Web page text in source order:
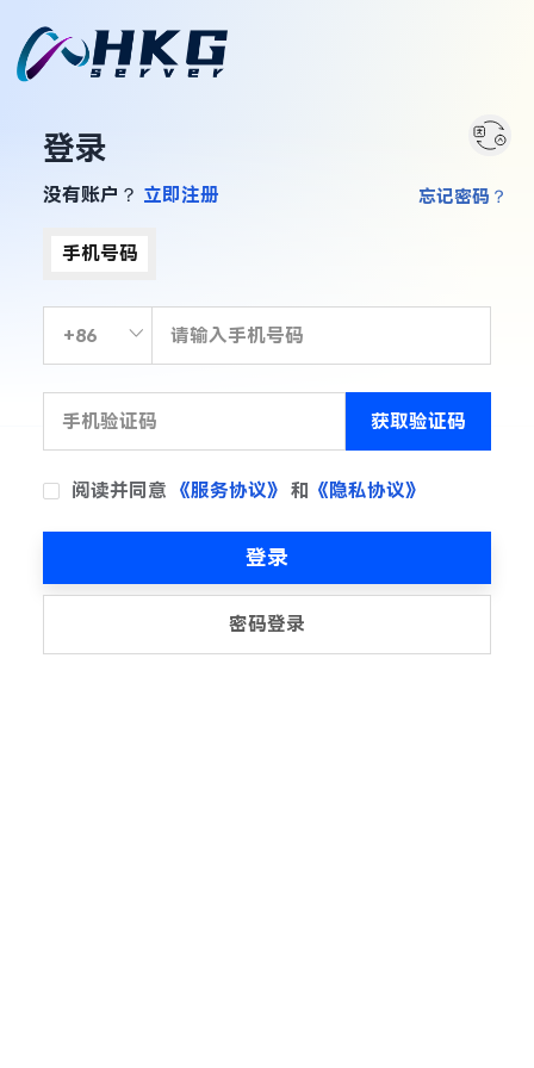
登录
没有账户？ 立即注册
手机号码
获取验证码
阅读并同意 《服务协议》 和 《隐私协议》
忘记密码？
登录
密码登录